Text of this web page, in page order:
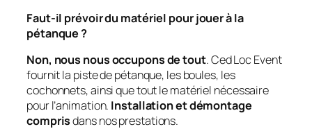
Faut-il prévoir du matériel pour jouer à la
pétanque ?
Non, nous nous occupons de tout. Ced Loc Event
fournit la piste de pétanque, les boules, les
cochonnets, ainsi que tout le matériel nécessaire
pour l’animation. Installation et démontage
comprisdans nos prestations.